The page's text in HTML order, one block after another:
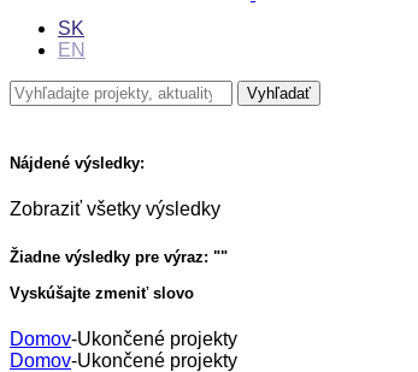
SK
EN
Nájdené výsledky:
Zobraziť všetky výsledky
Žiadne výsledky pre výraz: ""
Vyskúšajte zmeniť slovo
Domov-Ukončené projekty
Domov-Ukončené projekty